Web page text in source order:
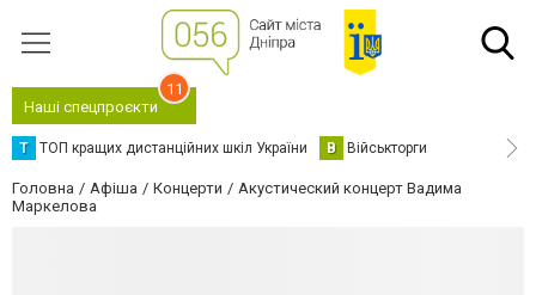
Наші спецпроєкти
11
Т ТОП кращих дистанційних шкіл України В Військторги
Головна Афіша Концерти
Акустический концерт Вадима
Маркелова